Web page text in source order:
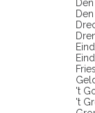
't
't